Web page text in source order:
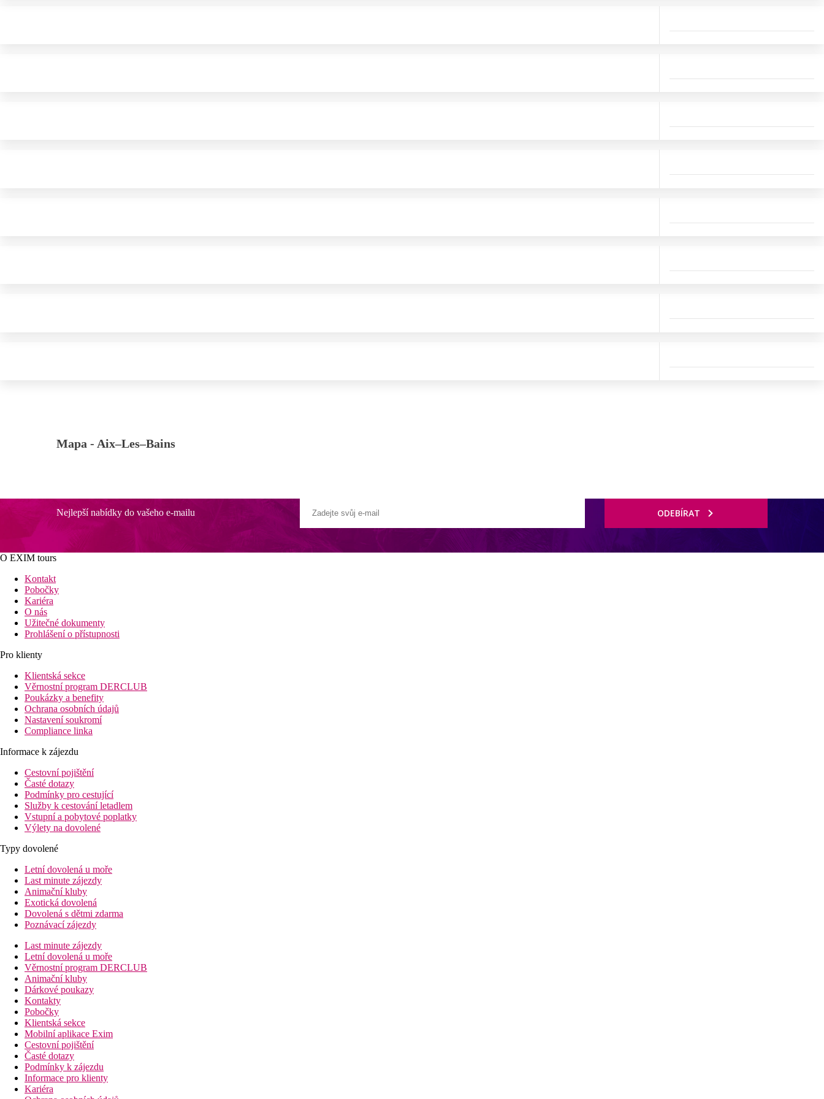
Mapa - Aix–Les–Bains
Nejlepší nabídky do vašeho e-mailu ODEBÍRAT
O EXIM tours
Kontakt
Pobočky
Kariéra
O nás
Užitečné dokumenty
Prohlášení o přístupnosti
Pro klienty
Klientská sekce
Věrnostní program DERCLUB
Poukázky a benefity
Ochrana osobních údajů
Nastavení soukromí
Compliance linka
Informace k zájezdu
Cestovní pojištění
Časté dotazy
Podmínky pro cestující
Služby k cestování letadlem
Vstupní a pobytové poplatky
Výlety na dovolené
Typy dovolené
Letní dovolená u moře
Last minute zájezdy
Animační kluby
Exotická dovolená
Dovolená s dětmi zdarma
Poznávací zájezdy
Last minute zájezdy
Letní dovolená u moře
Věrnostní program DERCLUB
Animační kluby
Dárkové poukazy
Kontakty
Pobočky
Klientská sekce
Mobilní aplikace Exim
Cestovní pojištění
Časté dotazy
Podmínky k zájezdu
Informace pro klienty
Kariéra